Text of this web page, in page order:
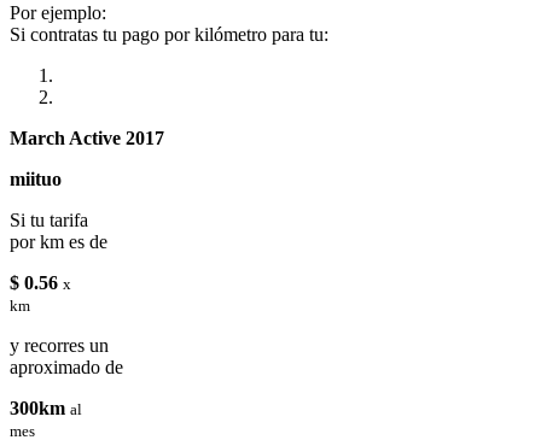
Por ejemplo:
Si contratas tu pago por kilómetro para tu:
March Active 2017
miituo
Si tu tarifa
por km es de
$ 0.56 x
km
y recorres un
aproximado de
300km al
mes